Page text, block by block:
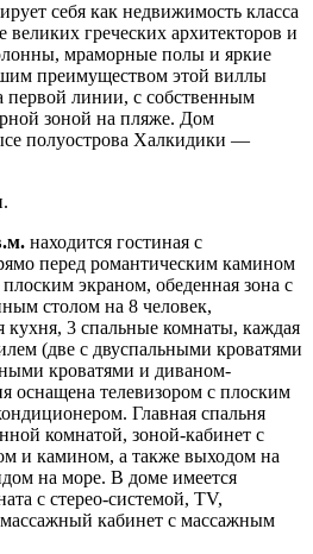
себя как недвижимость класса
великих греческих архитекторов и
мраморные полы и яркие
преимуществом этой виллы
первой линии, с собственным
зоной на пляже. Дом
полуострова Халкидики —
находится гостиная с
перед романтическим камином
экраном, обеденная зона с
столом на 8 человек,
кухня, 3 спальные комнаты, каждая
(две с двуспальными кроватями
кроватями и диваном-
оснащена телевизором с плоским
Главная спальня
комнатой, зоной-кабинет с
и камином, а также выходом на
на море. В доме имеется
с стерео-системой, TV,
кабинет с массажным